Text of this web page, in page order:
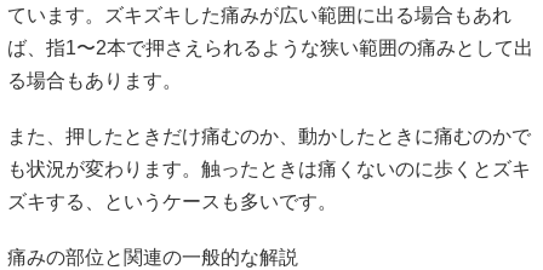
ています。ズキズキした痛みが広い範囲に出る場合もあれ
ば、指1〜2本で押さえられるような狭い範囲の痛みとして出
る場合もあります。
また、押したときだけ痛むのか、動かしたときに痛むのかで
も状況が変わります。触ったときは痛くないのに歩くとズキ
ズキする、というケースも多いです。
痛みの部位と関連の一般的な解説